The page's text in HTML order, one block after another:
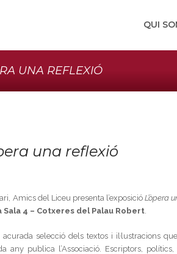
QUI
UNA REFLEXIÓ
una reflexió
Amics del Liceu presenta l’exposició L’òpera
Sala 4 – Cotxeres del Palau Robert.
selecció dels textos i il·lustracions
any publica l’Associació. Escriptors,